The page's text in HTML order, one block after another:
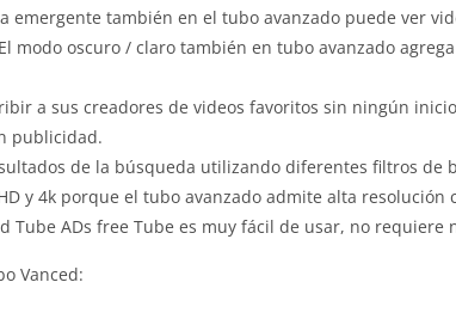
emergente también en el tubo avanzado puede ver
modo oscuro / claro también en tubo avanzado
a sus creadores de videos favoritos sin ningún
publicidad.
de la búsqueda utilizando diferentes filtros de
y 4k porque el tubo avanzado admite alta resolución
Tube ADs free Tube es muy fácil de usar, no
Vanced: